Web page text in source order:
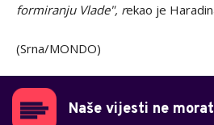
formiranju Vlade", rekao je
(Srna/MONDO)
Naše vijesti ne